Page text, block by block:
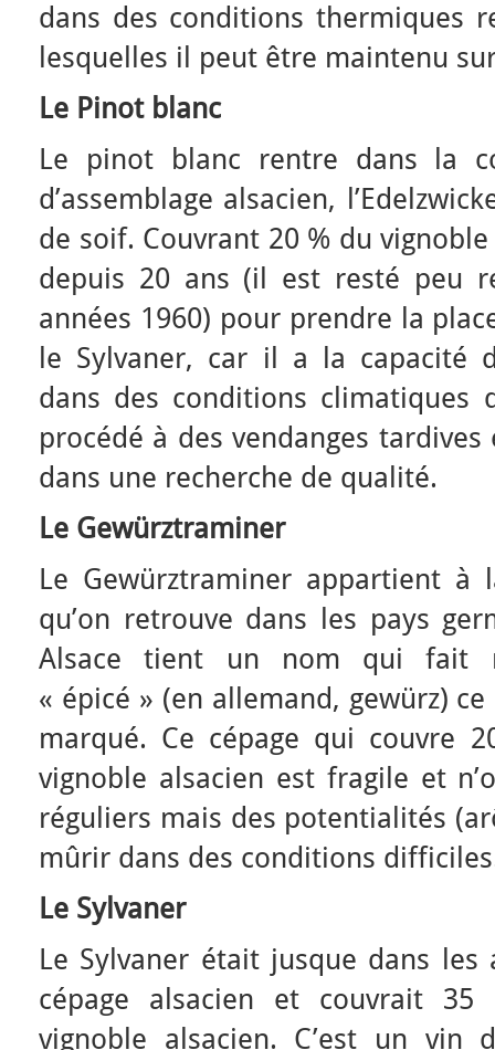
dans des conditions thermiques
lesquelles il peut être maintenu
Le Pinot blanc
Le pinot blanc rentre dans la
d’assemblage alsacien,
de soif. Couvrant 20 % du
depuis 20 ans (il est resté peu
années 1960) pour prendre la
le Sylvaner, car il a la capacité
dans des conditions climatiques
procédé à des vendanges
dans une recherche de qualité.
Le Gewürztraminer
Le Gewürztraminer appartient
qu’on retrouve dans les pays
Alsace tient un nom qui fait
« épicé » (en allemand, gewürz)
marqué. Ce cépage qui couvre
vignoble alsacien est fragile et
réguliers mais des potentialités
mûrir dans des conditions
Le Sylvaner
Le Sylvaner était jusque dans les
cépage alsacien et couvrait
vignoble alsacien. C’est un vin